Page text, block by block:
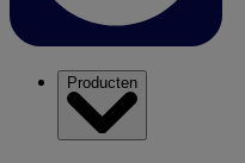
Producten